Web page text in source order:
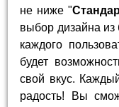
не ниже "
выбор дизайна из
каждого
будет
свой вкус.
радость! Вы